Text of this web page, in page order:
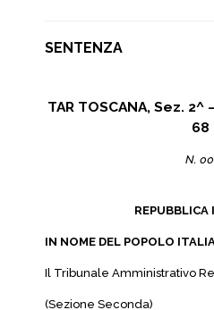
SENTENZA
TAR TOSCANA, Sez.
68
N.
REPUBBLICA
IN NOME DEL POPOLO
Il Tribunale Amministrativo
(Sezione Seconda)